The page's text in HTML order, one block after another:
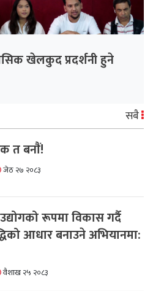
खेलकुद प्रदर्शनी हुने
सबै
त बनाैं!
जेठ २७ २०८३
रूपमा विकास गर्दै
आधार बनाउने अभियानमा:
वैशाख २५ २०८३